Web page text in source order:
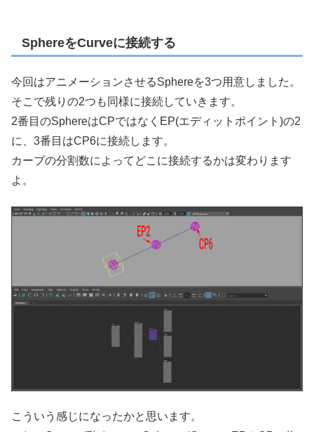
SphereをCurveに接続する
今回はアニメーションさせるSphereを3つ用意しました。
そこで残りの2つも同様に接続していきます。
2番目のSphereはCPではなくEP(エディットポイント)の2
に、3番目はCP6に接続します。
カーブの分割数によってどこに接続するかは変わります
よ。
こういう感じになったかと思います。